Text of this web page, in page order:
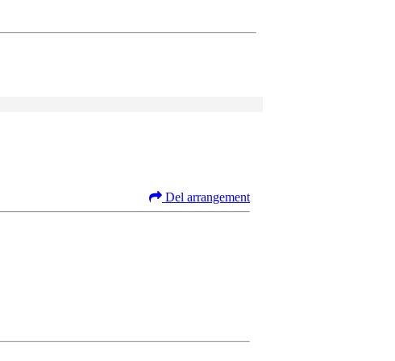
Del arrangement